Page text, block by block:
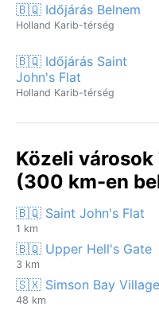
🇧🇶 Időjárás Belnem
Holland Karib-térség
🇧🇶 Időjárás Saint
John's Flat
Holland Karib-térség
Közeli
(300 km-en
🇧🇶 Saint John's Flat
1 km
🇧🇶 Upper Hell's Gate
3 km
🇸🇽 Simson Bay Village
48 km